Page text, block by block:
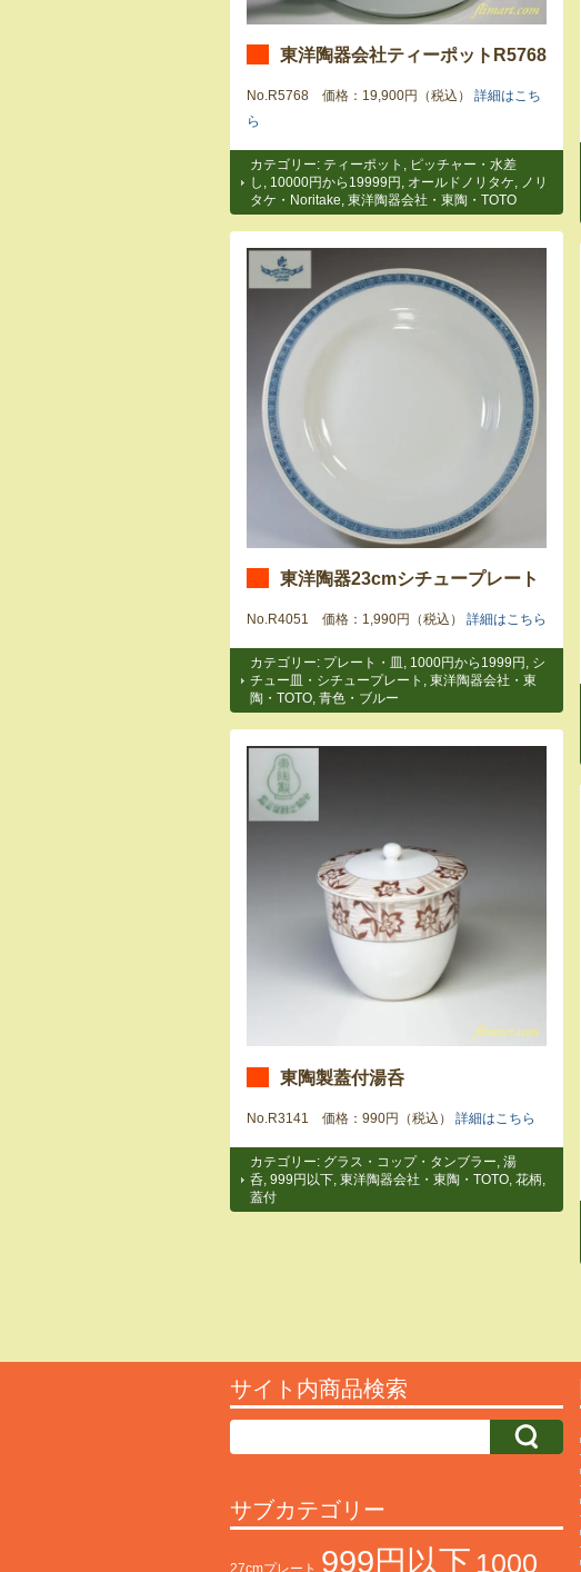
東洋陶器会社ティーポットR5768
No.R5768 価格：19,900円（税込） 詳細はこち
ら
カテゴリー: ティーポット
ピッチャー・水差
し
10000円から19999円 オールドノリタケ
ノリ
タケ・Noritake 東洋陶器会社・東陶・TOTO
東洋陶器23cmシチュープレート
No.R4051 価格：1,990円（税込） 詳細はこちら
カテゴリー: プレート・皿 1000円から1999円
シ
チュー皿・シチュープレート
東洋陶器会社・東
陶・TOTO 青色・ブルー
東陶製蓋付湯呑
No.R3141 価格：990円（税込） 詳細はこちら
カテゴリー: グラス・コップ・タンブラー 湯
呑 999円以下 東洋陶器会社・東陶・TOTO 花柄
蓋付
サイト内商品検索
サブカテゴリー
27cmプレート 999円以下 1000